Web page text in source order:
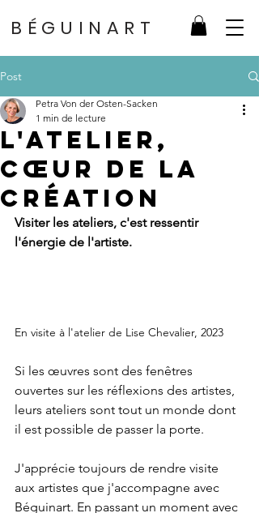
BÉGUINART
Post
L'atelier,
cœur de la
création
Petra Von der Osten-Sacken
1 min de lecture
Visiter les ateliers, c'est ressentir
l'énergie de l'artiste.
En visite à l'atelier de Lise Chevalier, 2023
Si les œuvres sont des fenêtres
ouvertes sur les réflexions des artistes,
leurs ateliers sont tout un monde dont
il est possible de passer la porte.
J'apprécie toujours de rendre visite
aux artistes que j'accompagne avec
Béguinart. En passant un moment avec